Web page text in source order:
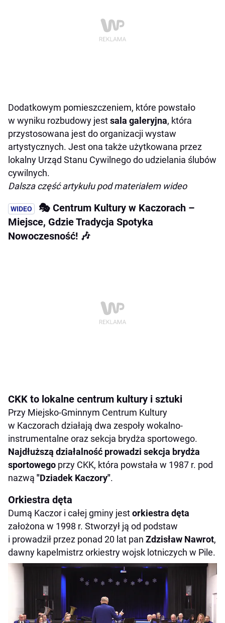
Dodatkowym pomieszczeniem, które powstało
w wyniku rozbudowy jestsala galeryjna, która
przystosowana jest do organizacji wystaw
artystycznych. Jest ona także użytkowana przez
lokalny Urząd Stanu Cywilnego do udzielania ślubów
cywilnych.
Dalsza część artykułu pod materiałem wideo
🎭 Centrum Kultury w Kaczorach –
Miejsce, Gdzie Tradycja Spotyka
Nowoczesność! 🎶
CKK to lokalne centrum kultury i sztuki
Przy Miejsko-Gminnym Centrum Kultury
w Kaczorach działają dwa zespoły wokalno-
instrumentalne oraz sekcja brydża sportowego.
Najdłuższą działalność prowadzi sekcja brydża
sportowego przy CKK, która powstała w 1987 r. pod
nazwą "Dziadek Kaczory".
Orkiestra dęta
Dumą Kaczor i całej gminy jestorkiestra dęta
założona w 1998 r. Stworzył ją od podstaw
i prowadził przez ponad 20 lat pan Zdzisław Nawrot,
dawny kapelmistrz orkiestry wojsk lotniczych w Pile.